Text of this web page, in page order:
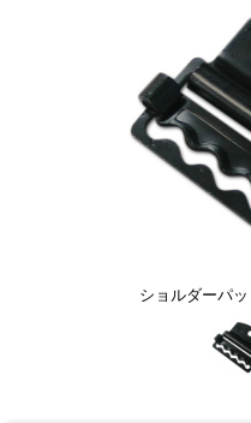
ショルダーパ